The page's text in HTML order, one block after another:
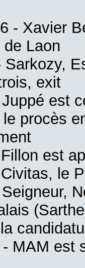
- Xavier
Laon
Sarkozy,
exit
est
procès
est
le
MAM est